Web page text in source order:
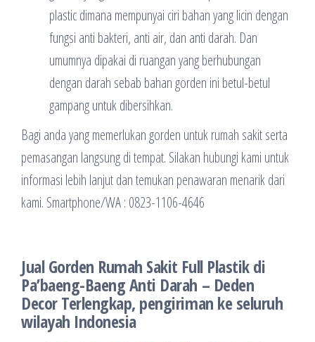
plastic dimana mempunyai ciri bahan yang licin dengan
fungsi anti bakteri, anti air, dan anti darah. Dan
umumnya dipakai di ruangan yang berhubungan
dengan darah sebab bahan gorden ini betul-betul
gampang untuk dibersihkan.
Bagi anda yang memerlukan gorden untuk rumah sakit serta
pemasangan langsung di tempat. Silakan hubungi kami untuk
informasi lebih lanjut dan temukan penawaran menarik dari
kami. Smartphone/WA : 0823-1106-4646
Jual Gorden Rumah Sakit Full Plastik di
Pa’baeng-Baeng Anti Darah – Deden
Decor Terlengkap, pengiriman ke seluruh
wilayah Indonesia